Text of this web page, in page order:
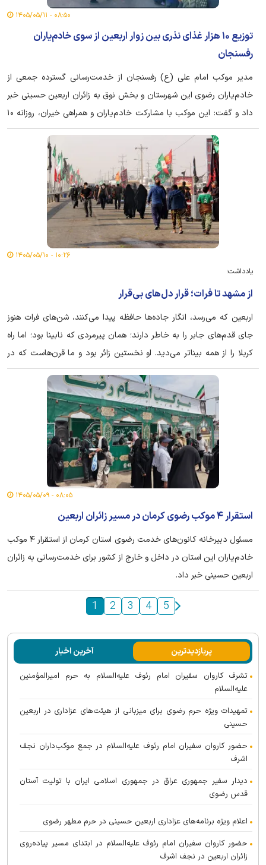
۰۸:۵۰ - ۱۴۰۵/۰۵/۱۱
توزیع ۱۰ هزار غذای نذری بین زوار اربعین از سوی خادم‌یاران
رفسنجان
مدیر موکب امام علی (ع) رفسنجان از خدمت‌رسانی گسترده جمعی از
خادم‌یاران رضوی این شهرستان و بخش نوق به زائران اربعین حسینی خبر
داد و گفت: این موکب با مشارکت خادم‌یاران و همراهی خیران، روزانه ۱۰
هزار غذای نذری در سه نوبت میان زائران توزیع می‌کند.
۱۰:۲۶ - ۱۴۰۵/۰۵/۱۰
یادداشت؛
از مشهد تا فرات؛ قرار دل‌های بی‌قرار
اربعین که می‌رسد، انگار جاده‌ها حافظه پیدا می‌کنند، شن‌های فرات هنوز
جای قدم‌های جابر را به خاطر دارند؛ همان پیرمردی که نابینا بود؛ اما راه
کربلا را از همه بیناتر می‌دید. او نخستین زائر بود و ما قرن‌هاست که در
امتداد همان قدم‌ها راهی نینوا می‌شویم.
۰۸:۰۵ - ۱۴۰۵/۰۵/۰۹
استقرار ۴ موکب رضوی کرمان در مسیر زائران اربعین
مسئول دبیرخانه کانون‌های خدمت رضوی استان کرمان از استقرار ۴ موکب
خادم‌یاران این استان در داخل و خارج از کشور برای خدمت‌رسانی به زائران
اربعین حسینی خبر داد.
1 2 3 4 5
پربازدیدترین آخرین اخبار
تشرف کاروان سفیران امام رئوف علیه‌السلام به حرم امیرالمؤمنین
علیه‌السلام
تمهیدات ویژه حرم رضوی برای میزبانی از هیئت‌های عزاداری در اربعین
حسینی
حضور کاروان سفیران امام رئوف علیه‌السلام در جمع موکب‌داران نجف
اشرف
دیدار سفیر جمهوری عراق در جمهوری اسلامی ایران با تولیت آستان
قدس رضوی
اعلام ویژه برنامه‌های عزاداری اربعین حسینی در حرم مطهر رضوی
حضور کاروان سفیران امام رئوف علیه‌السلام در ابتدای مسیر پیاده‌روی
زائران اربعین در نجف اشرف